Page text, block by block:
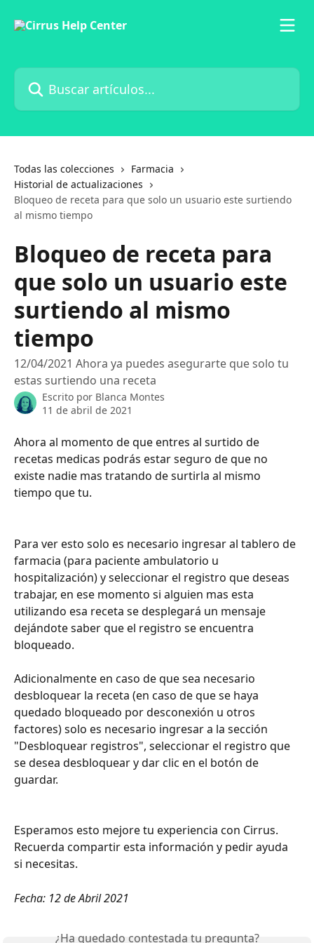
Buscar artículos...
Todas las colecciones
Farmacia
Historial de actualizaciones
Bloqueo de receta para que solo un usuario este surtiendo
al mismo tiempo
Bloqueo de receta para
que solo un usuario este
surtiendo al mismo
tiempo
12/04/2021 Ahora ya puedes asegurarte que solo tu
estas surtiendo una receta
Escrito por Blanca Montes
11 de abril de 2021
Ahora al momento de que entres al surtido de
recetas medicas podrás estar seguro de que no
existe nadie mas tratando de surtirla al mismo
tiempo que tu.
Para ver esto solo es necesario ingresar al tablero de
farmacia (para paciente ambulatorio u
hospitalización) y seleccionar el registro que deseas
trabajar, en ese momento si alguien mas esta
utilizando esa receta se desplegará un mensaje
dejándote saber que el registro se encuentra
bloqueado.
Adicionalmente en caso de que sea necesario
desbloquear la receta (en caso de que se haya
quedado bloqueado por desconexión u otros
factores) solo es necesario ingresar a la sección
"Desbloquear registros", seleccionar el registro que
se desea desbloquear y dar clic en el botón de
guardar.
Esperamos esto mejore tu experiencia con Cirrus.
Recuerda compartir esta información y pedir ayuda
si necesitas.
Fecha: 12 de Abril 2021
¿Ha quedado contestada tu pregunta?